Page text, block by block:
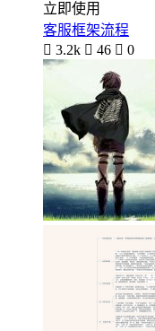
立即使用
客服框架流程
 3.2k  46  0